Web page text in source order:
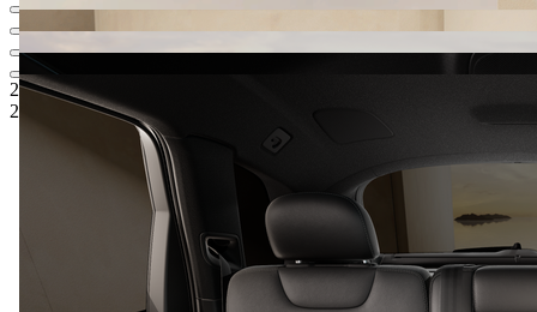
2 819 335 Kč
2 058 115 Kč5